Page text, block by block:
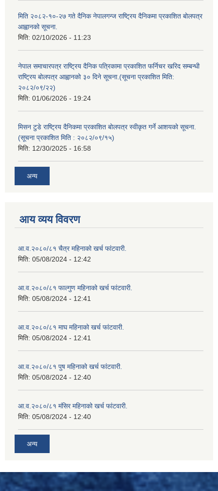
मिति २०८२-१०-२७ गते दैनिक नेपालगन्ज राष्ट्रिय दैनिकमा प्रकाशित बोलपत्र
आह्वानको सूचना.
मिति: 02/10/2026 - 11:23
नेपाल समाचारपत्र राष्ट्रिय दैनिक पत्रिकामा प्रकाशित फर्निचर खरिद सम्बन्धी
राष्ट्रिय बोलपत्र आह्वानको ३० दिने सूचना.(सूचना प्रकाशित मिति:
२०८२/०९/२२)
मिति: 01/06/2026 - 19:24
मिसन टुडे राष्ट्रिय दैनिकमा प्रकाशित बोलपत्र स्वीकृत गर्ने आशयको सूचना.
(सूचना प्रकाशित मिति : २०८२/०९/१५)
मिति: 12/30/2025 - 16:58
अन्य
आय व्यय विवरण
आ.व.२०८०/८१ चैत्र महिनाको खर्च फांटवारी.
मिति: 05/08/2024 - 12:42
आ.व.२०८०/८१ फाल्गुण महिनाको खर्च फांटवारी.
मिति: 05/08/2024 - 12:41
आ.व.२०८०/८१ माघ महिनाको खर्च फांटवारी.
मिति: 05/08/2024 - 12:41
आ.व.२०८०/८१ पुष महिनाको खर्च फांटवारी.
मिति: 05/08/2024 - 12:40
आ.व.२०८०/८१ मंसिर महिनाको खर्च फांटवारी.
मिति: 05/08/2024 - 12:40
अन्य